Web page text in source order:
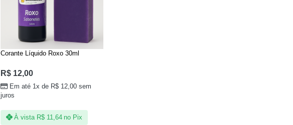
Corante Líquido Roxo 30ml
R$12,00
Em até 1x de R$ 12,00 sem
juros
À vista R$11,64 no Pix